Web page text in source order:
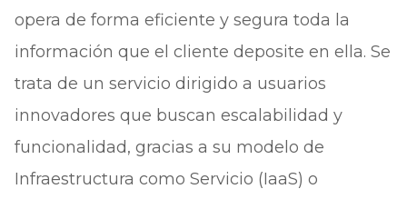
opera de forma eficiente y segura toda la
información que el cliente deposite en ella. Se
trata de un servicio dirigido a usuarios
innovadores que buscan escalabilidad y
funcionalidad, gracias a su modelo de
Infraestructura como Servicio (IaaS) o